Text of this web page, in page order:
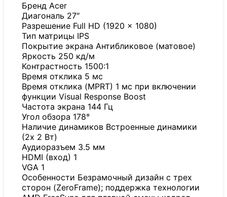
Бренд Acer
Диагональ 27″
Разрешение Full HD (1920 x 1080)
Тип матрицы IPS
Покрытие экрана Антибликовое (матовое)
Яркость 250 кд/м
Контрастность 1500:1
Время отклика 5 мс
Время отклика (MPRT) 1 мс при включении
функции Visual Response Boost
Частота экрана 144 Гц
Угол обзора 178°
Наличие динамиков Встроенные динамики
(2x 2 Вт)
Аудиоразъем 3.5 мм
HDMI (вход) 1
VGA 1
Особенности Безрамочный дизайн с трех
сторон (ZeroFrame); поддержка технологии